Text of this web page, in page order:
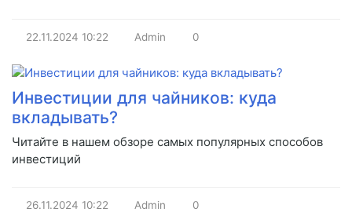
22.11.2024 10:22 Admin 0
Инвестиции для чайников: куда
вкладывать?
Читайте в нашем обзоре самых популярных способов
инвестиций
26.11.2024 10:22 Admin 0